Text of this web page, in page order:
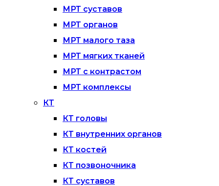
МРТ суставов
МРТ органов
МРТ малого таза
МРТ мягких тканей
МРТ с контрастом
МРТ комплексы
КТ
КТ головы
КТ внутренних органов
КТ костей
КТ позвоночника
КТ суставов